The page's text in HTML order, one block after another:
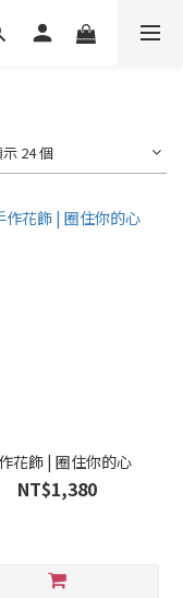
24 個
花飾 | 圈住你的心
NT$1,380